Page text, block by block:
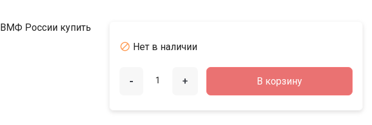
 Нет в наличии
- + В корзину